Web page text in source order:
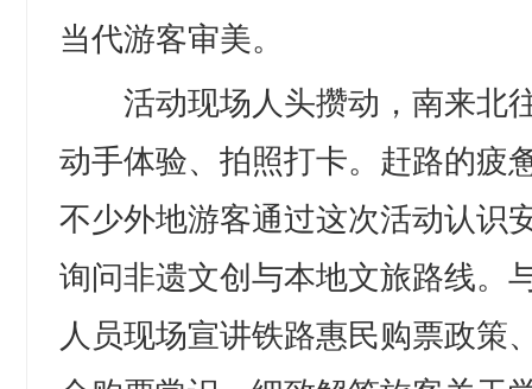
当代游客审美。
活动现场人头攒动，南来北
动手体验、拍照打卡。赶路的疲
不少外地游客通过这次活动认识
询问非遗文创与本地文旅路线。
人员现场宣讲铁路惠民购票政策